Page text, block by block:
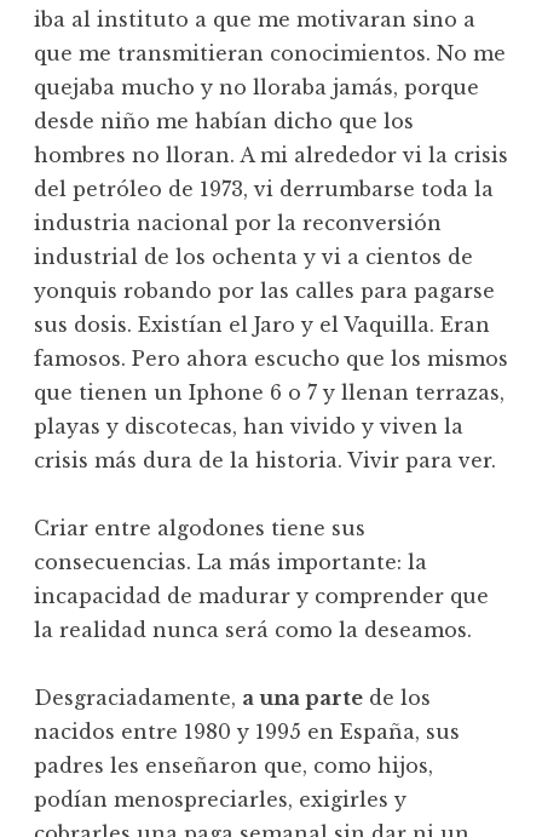
iba al instituto a que me motivaran sino a
que me transmitieran conocimientos. No me
quejaba mucho y no lloraba jamás, porque
desde niño me habían dicho que los
hombres no lloran. A mi alrededor vi la crisis
del petróleo de 1973, vi derrumbarse toda la
industria nacional por la reconversión
industrial de los ochenta y vi a cientos de
yonquis robando por las calles para pagarse
sus dosis. Existían el Jaro y el Vaquilla. Eran
famosos. Pero ahora escucho que los mismos
que tienen un Iphone 6 o 7 y llenan terrazas,
playas y discotecas, han vivido y viven la
crisis más dura de la historia. Vivir para ver.
Criar entre algodones tiene sus
consecuencias. La más importante: la
incapacidad de madurar y comprender que
la realidad nunca será como la deseamos.
Desgraciadamente, a una parte de los
nacidos entre 1980 y 1995 en España, sus
padres les enseñaron que, como hijos,
podían menospreciarles, exigirles y